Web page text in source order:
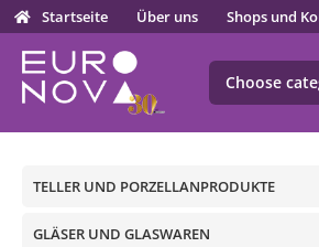
Startseite Über uns Shops und
Choose
TELLER UND PORZELLANPRODUKTE
GLÄSER UND GLASWAREN